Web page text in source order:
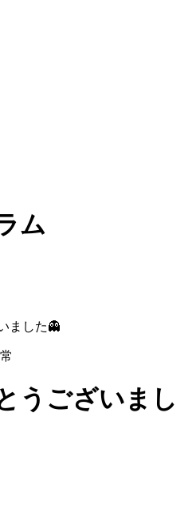
ム
ました👻
うございまし